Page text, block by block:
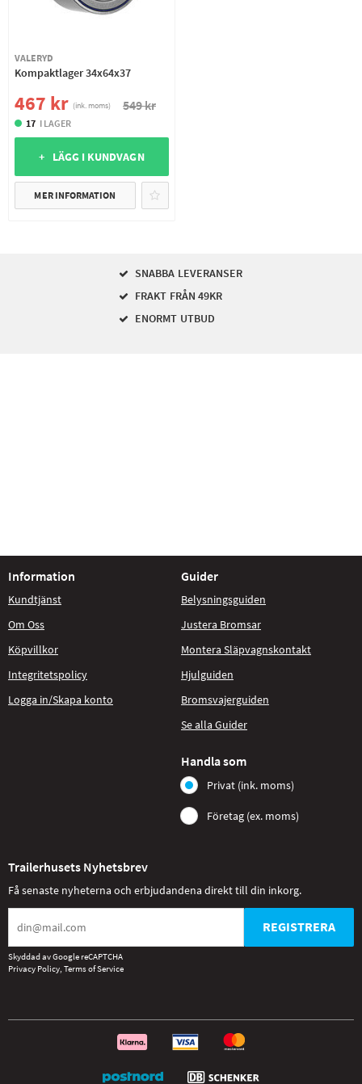
VALERYD
Kompaktlager 34x64x37
467 kr (ink. moms) 549 kr
17 I LAGER
+ LÄGG I KUNDVAGN
MER INFORMATION
SNABBA LEVERANSER
FRAKT FRÅN 49KR
ENORMT UTBUD
Information
Kundtjänst
Om Oss
Köpvillkor
Integritetspolicy
Logga in/Skapa konto
Guider
Belysningsguiden
Justera Bromsar
Montera Släpvagnskontakt
Hjulguiden
Bromsvajerguiden
Se alla Guider
Handla som
Privat (ink. moms)
Företag (ex. moms)
Trailerhusets Nyhetsbrev
Få senaste nyheterna och erbjudandena direkt till din inkorg.
REGISTRERA
Skyddad av Google reCAPTCHA
Privacy Policy, Terms of Service